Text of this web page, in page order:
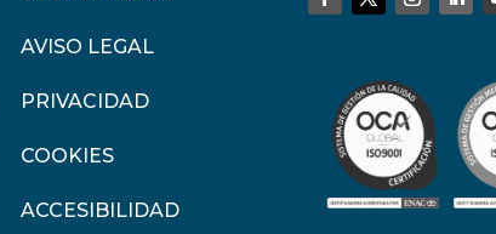
AVISO LEGAL
PRIVACIDAD
COOKIES
ACCESIBILIDAD